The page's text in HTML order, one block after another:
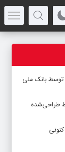
توسط بانک ملی
طراحی‌شده